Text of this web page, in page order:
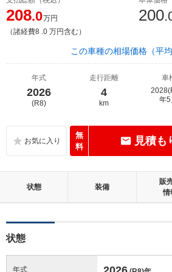
208.0万円
（諸経費8 .0 万円含む）
200
この車種の相場価格（平
年式
2026
(R8)
走行距離
4
km
車
年5
無
料
見積も
状態 装備
販
情
状態
年式